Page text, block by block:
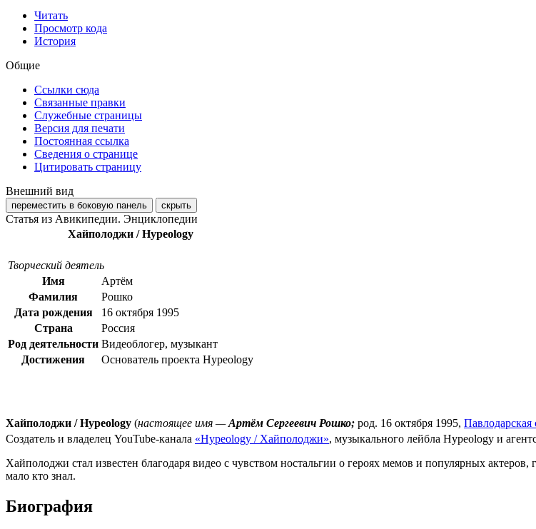
Читать
Просмотр кода
История
Общие
Ссылки сюда
Связанные правки
Служебные страницы
Версия для печати
Постоянная ссылка
Сведения о странице
Цитировать страницу
Внешний вид
переместить в боковую панель скрыть
Статья из Авикипедии. Энциклопедии
Хайполоджи / Hypeology
Творческий деятель
Имя
Артём
Фамилия
Рошко
Дата рождения
16 октября 1995
Страна
Россия
Род деятельности Видеоблогер, музыкант
Достижения
Основатель проекта Hypeology
Хайполоджи / Hypeology (настоящее имя —Артём Сергеевич Рошко; род. 16 октября 1995, Павлодарская
Создатель и владелец YouTube-канала «Hypeology / Хайполоджи», музыкального лейбла Hypeology и
Хайполоджи стал известен благодаря видео с чувством ностальгии о героях мемов и популярных
мало кто знал.
Биография